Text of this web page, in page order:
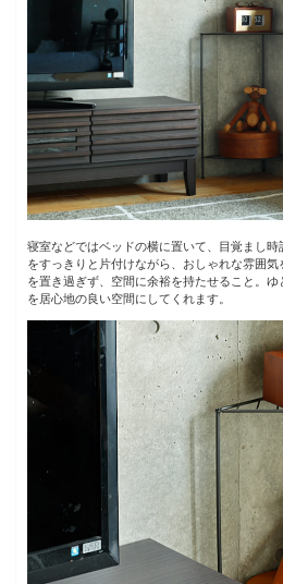
寝室などではベッドの横に置いて、目覚まし
をすっきりと片付けながら、おしゃれな雰囲
を置き過ぎず、空間に余裕を持たせること。
を居心地の良い空間にしてくれます。